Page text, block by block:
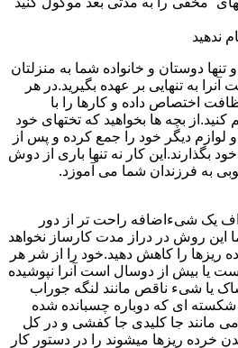
تنها دوستان و خانواده شما به منزلتان
آنرا به تنهایی بر عهده بگیرید.در هر
اختصاص داده و کارها را با
بچه ها بخواهید که تختهای خود
لوازم دیگر خود را جمع کرده و پس از
بگذارند.این کار نه تنها باری از دوش
به فرزندان شما می آموزد.
یک شیءاضافه راحت تر از دور
این روش در دراز مدت کارساز نخواهد
ریزها را کاهش دهید.خود را از شر هر
یا بیش از دوسال است آنرا نپوشیده
یا شیء ناقص مانند لنگه جوراب
ای که دوباره چسبانده شده
مانند جا کلیدی جا کفشی و در کل
ریزها میشوند را در دستور کار